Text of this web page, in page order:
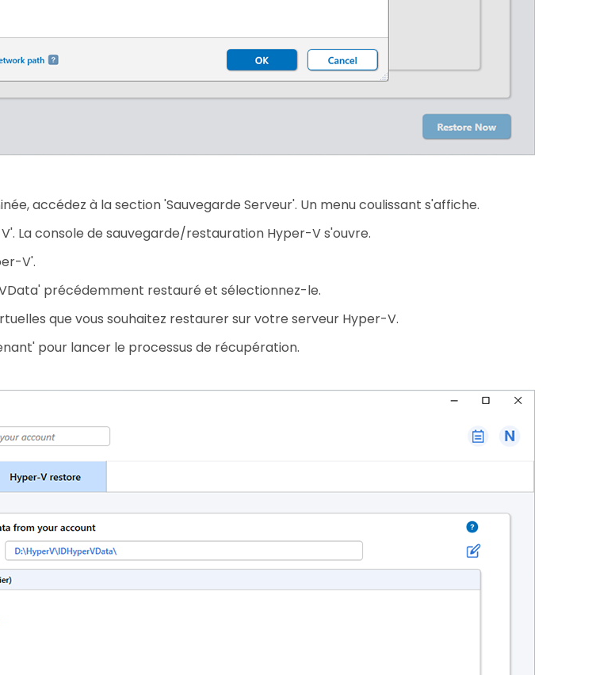
accédez à la section 'Sauvegarde Serveur'. Un menu coulissant s'affiche.
La console de sauvegarde/restauration Hyper-V s'ouvre.
V'.
précédemment restauré et sélectionnez-le.
que vous souhaitez restaurer sur votre serveur Hyper-V.
pour lancer le processus de récupération.